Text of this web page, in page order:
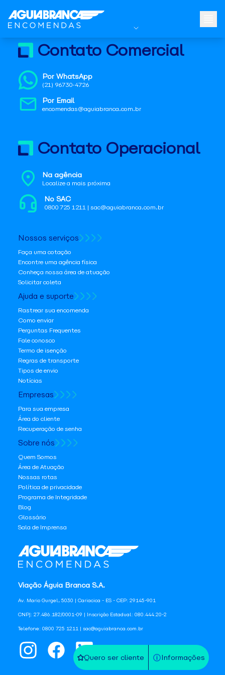
Quero ser cliente Informações
Viação Águia Branca S.A.
Av. Mario Gurgel, 5030 | Cariacica - ES - CEP: 29145-901
CNPJ: 27.486.182/0001-09 | Inscrição Estadual: 080.444.20-2
Telefone: 0800 725 1211 | sac@aguiabranca.com.br
Contato Comercial
Por WhatsApp
(21) 96730-4726
Por Email
encomendas@aguiabranca.com.br
Contato Operacional
Na agência
Localize a mais próxima
No SAC
0800 725 1211 | sac@aguiabranca.com.br
Nossos serviços
Faça uma cotação
Encontre uma agência física
Conheça nossa área de atuação
Solicitar coleta
Ajuda e suporte
Rastrear sua encomenda
Como enviar
Perguntas Frequentes
Fale conosco
Termo de isenção
Regras de transporte
Tipos de envio
Notícias
Empresas
Para sua empresa
Área do cliente
Recuperação de senha
Sobre nós
Quem Somos
Área de Atuação
Nossas rotas
Política de privacidade
Programa de Integridade
Blog
Glossário
Sala de Imprensa